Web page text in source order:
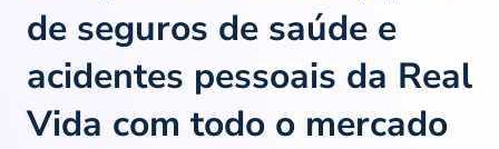
de seguros de saúde e
acidentes pessoais da Real
Vida com todo o mercado